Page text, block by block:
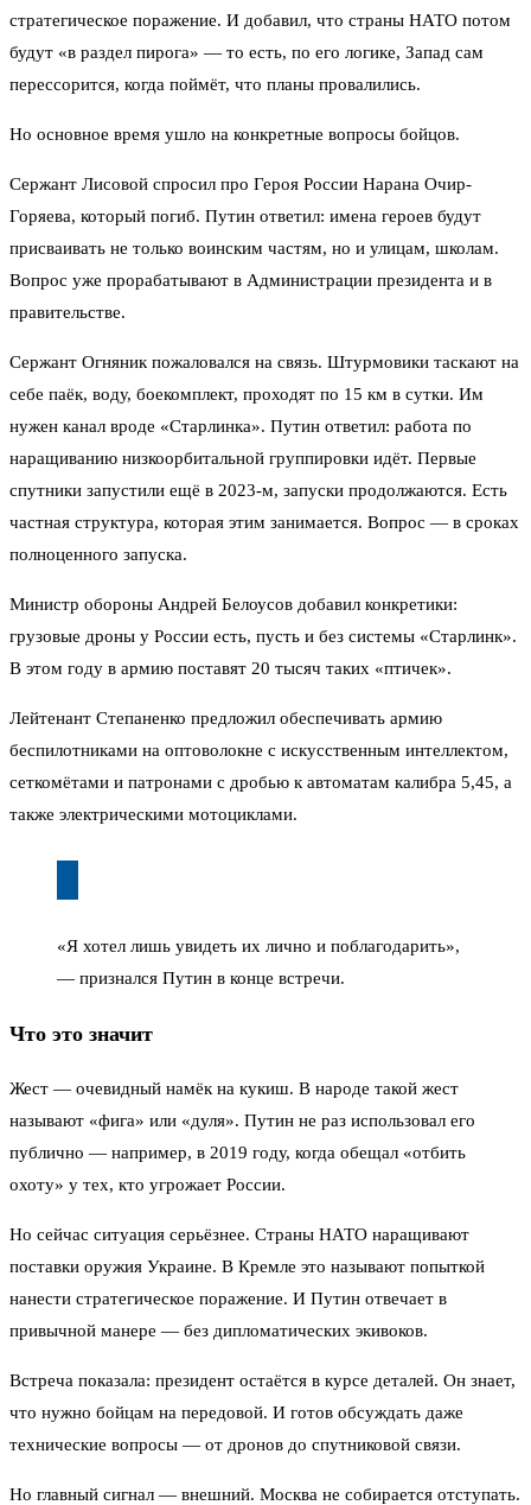
стратегическое поражение. И добавил, что страны НАТО потом
будут «в раздел пирога» — то есть, по его логике, Запад сам
перессорится, когда поймёт, что планы провалились.
Но основное время ушло на конкретные вопросы бойцов.
Сержант Лисовой спросил про Героя России Нарана Очир-
Горяева, который погиб. Путин ответил: имена героев будут
присваивать не только воинским частям, но и улицам, школам.
Вопрос уже прорабатывают в Администрации президента и в
правительстве.
Сержант Огняник пожаловался на связь. Штурмовики таскают на
себе паёк, воду, боекомплект, проходят по 15 км в сутки. Им
нужен канал вроде «Старлинка». Путин ответил: работа по
наращиванию низкоорбитальной группировки идёт. Первые
спутники запустили ещё в 2023-м, запуски продолжаются. Есть
частная структура, которая этим занимается. Вопрос — в сроках
полноценного запуска.
Министр обороны Андрей Белоусов добавил конкретики:
грузовые дроны у России есть, пусть и без системы «Старлинк».
В этом году в армию поставят 20 тысяч таких «птичек».
Лейтенант Степаненко предложил обеспечивать армию
беспилотниками на оптоволокне с искусственным интеллектом,
сеткомётами и патронами с дробью к автоматам калибра 5,45, а
также электрическими мотоциклами.
«Я хотел лишь увидеть их лично и поблагодарить»,
— признался Путин в конце встречи.
Что это значит
Жест — очевидный намёк на кукиш. В народе такой жест
называют «фига» или «дуля». Путин не раз использовал его
публично — например, в 2019 году, когда обещал «отбить
охоту» у тех, кто угрожает России.
Но сейчас ситуация серьёзнее. Страны НАТО наращивают
поставки оружия Украине. В Кремле это называют попыткой
нанести стратегическое поражение. И Путин отвечает в
привычной манере — без дипломатических экивоков.
Встреча показала: президент остаётся в курсе деталей. Он знает,
что нужно бойцам на передовой. И готов обсуждать даже
технические вопросы — от дронов до спутниковой связи.
Но главный сигнал — внешний. Москва не собирается отступать.